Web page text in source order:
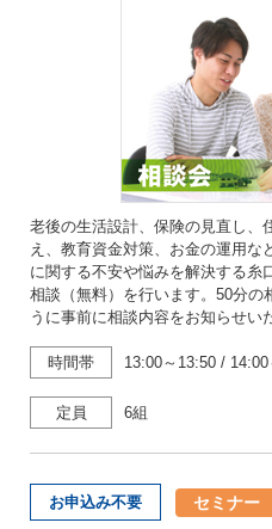
老後の生活設計、保険の見直し、
え、教育資金対策、お金の運用な
に関する不安や悩みを解決する糸
相談（無料）を行います。50分の
うに事前に相談内容をお知らせい
時間帯 13:00～13:50 /
定員 6組
お申込み不要 セミナー